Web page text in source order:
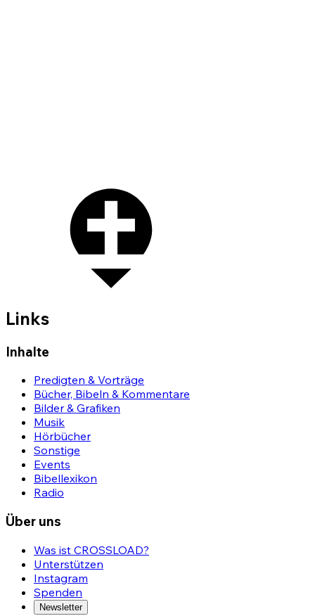
Links
Inhalte
Predigten & Vorträge
Bücher, Bibeln & Kommentare
Bilder & Grafiken
Musik
Hörbücher
Sonstige
Events
Bibellexikon
Radio
Über uns
Was ist CROSSLOAD?
Unterstützen
Instagram
Spenden
Newsletter